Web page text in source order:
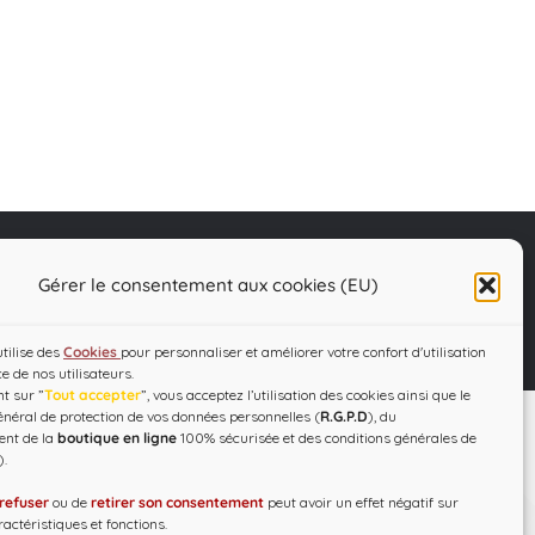
Gérer le consentement aux cookies (EU)
desCookies pour personnaliser et améliorer votre confort d'utilisation
de nos utilisateurs.
sur ”Tout accepter”, vous acceptez l’utilisation des cookies ainsi que le
de protection de vos données personnelles (R.G.P.D), du
de la boutique en ligne 100% sécurisée et des conditions générales de
).
refuser ou de retirer son consentement peut avoir un effet négatif sur
et fonctions.
Designed byWEB3-DESIGN